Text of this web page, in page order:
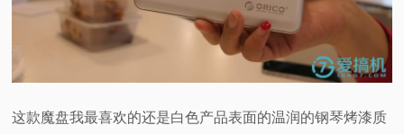
这款魔盘我最喜欢的还是白色产品表面的温润的钢琴烤漆质